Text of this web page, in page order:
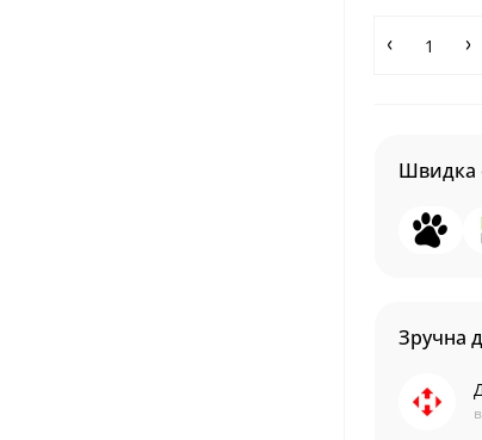
Швидка
Зручна